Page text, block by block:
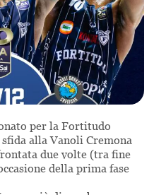
per la Fortitudo
alla Vanoli Cremona
due volte (tra fine
della prima fase